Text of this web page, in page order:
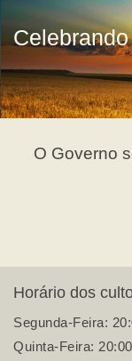
O Governo
Horário dos
Segunda-Feira:
Quinta-Feira: